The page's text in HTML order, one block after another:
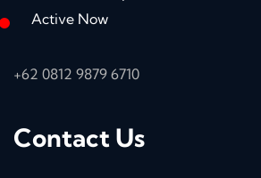
Active Now
+62 0812 9879 6710
Contact Us